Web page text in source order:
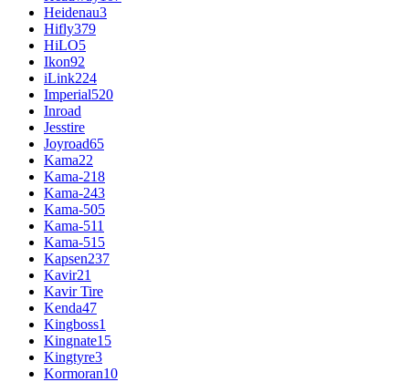
Heidenau3
Hifly379
HiLO5
Ikon92
iLink224
Imperial520
Inroad
Jesstire
Joyroad65
Kama22
Kama-218
Kama-243
Kama-505
Kama-511
Kama-515
Kapsen237
Kavir21
Kavir Tire
Kenda47
Kingboss1
Kingnate15
Kingtyre3
Kormoran10